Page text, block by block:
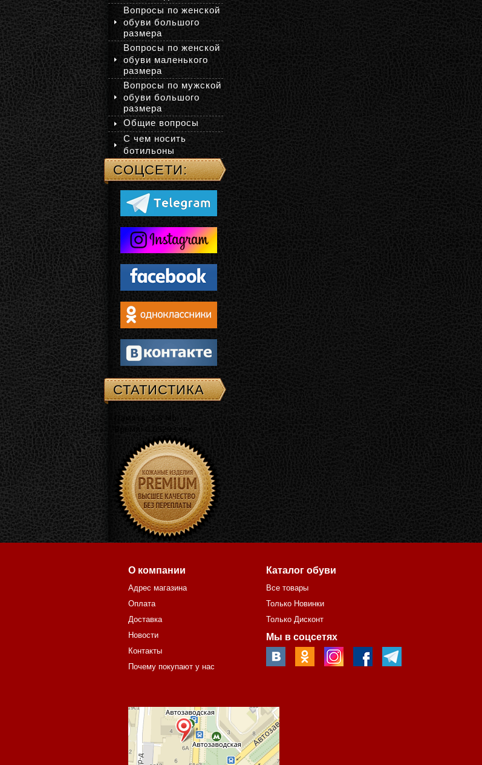
Вопросы по женской
обуви большого
размера
Вопросы по женской
обуви маленького
размера
Вопросы по мужской
обуви большого
размера
Общие вопросы
С чем носить
ботильоны
СОЦСЕТИ:
СТАТИСТИКА
Память: 3.5 Mb
Время: 0.03293 сек.
О компании
Адрес магазина
Оплата
Доставка
Новости
Контакты
Почему покупают у нас
Каталог обуви
Все товары
Только Новинки
Только Дисконт
Мы в соцсетях